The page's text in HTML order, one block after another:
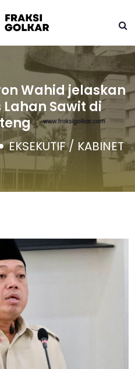
Wahid jelaskan
Sawit di
EKSEKUTIF / KABINET